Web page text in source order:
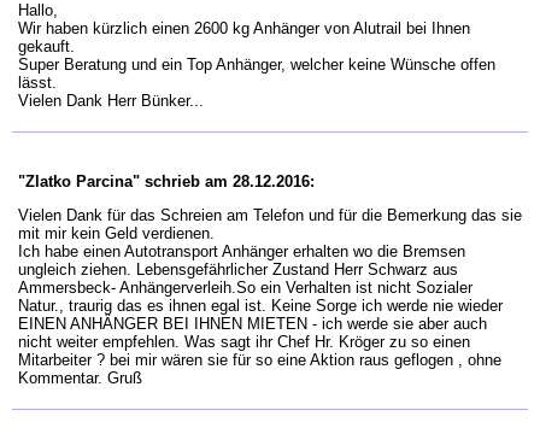
Hallo,
Wir haben kürzlich einen 2600 kg Anhänger von Alutrail bei Ihnen
gekauft.
Super Beratung und ein Top Anhänger, welcher keine Wünsche offen
lässt.
Vielen Dank Herr Bünker...
"Zlatko Parcina" schrieb am 28.12.2016:
Vielen Dank für das Schreien am Telefon und für die Bemerkung das sie
mit mir kein Geld verdienen.
Ich habe einen Autotransport Anhänger erhalten wo die Bremsen
ungleich ziehen. Lebensgefährlicher Zustand Herr Schwarz aus
Ammersbeck- Anhängerverleih.So ein Verhalten ist nicht Sozialer
Natur., traurig das es ihnen egal ist. Keine Sorge ich werde nie wieder
EINEN ANHÄNGER BEI IHNEN MIETEN - ich werde sie aber auch
nicht weiter empfehlen. Was sagt ihr Chef Hr. Kröger zu so einen
Mitarbeiter ? bei mir wären sie für so eine Aktion raus geflogen , ohne
Kommentar. Gruß